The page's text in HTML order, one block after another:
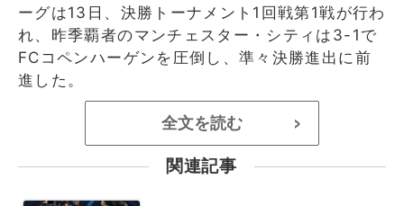
ーグは13日、決勝トーナメント1回戦第1戦が行わ
れ、昨季覇者のマンチェスター・シティは3-1で
FCコペンハーゲンを圧倒し、準々決勝進出に前
進した。
全文を読む >
関連記事